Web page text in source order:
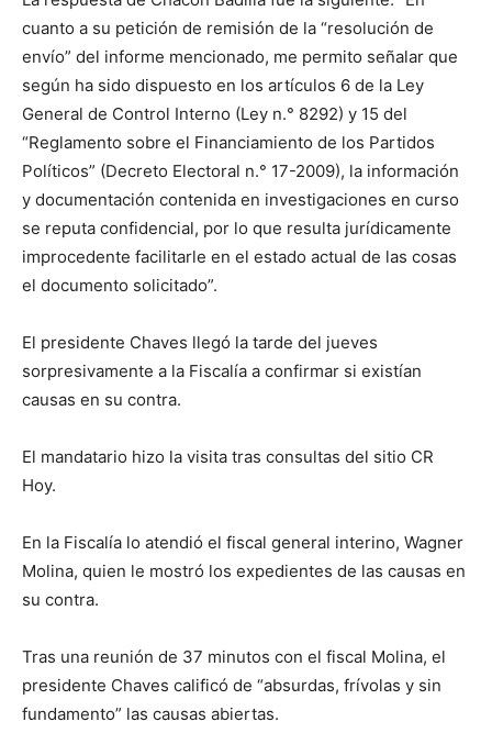
cuanto a su petición de remisión de la “resolución de
envío” del informe mencionado, me permito señalar que
según ha sido dispuesto en los artículos 6 de la Ley
General de Control Interno (Ley n.° 8292) y 15 del
“Reglamento sobre el Financiamiento de los Partidos
Políticos” (Decreto Electoral n.° 17-2009), la información
y documentación contenida en investigaciones en curso
se reputa confidencial, por lo que resulta jurídicamente
improcedente facilitarle en el estado actual de las cosas
el documento solicitado”.
El presidente Chaves llegó la tarde del jueves
sorpresivamente a la Fiscalía a confirmar si existían
causas en su contra.
El mandatario hizo la visita tras consultas del sitio CR
Hoy.
En la Fiscalía lo atendió el fiscal general interino, Wagner
Molina, quien le mostró los expedientes de las causas en
su contra.
Tras una reunión de 37 minutos con el fiscal Molina, el
presidente Chaves calificó de “absurdas, frívolas y sin
fundamento” las causas abiertas.